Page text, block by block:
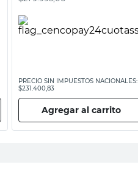
PRECIO SIN IMPUESTOS NACIONALES:
$231.400,83
Agregar al carrito